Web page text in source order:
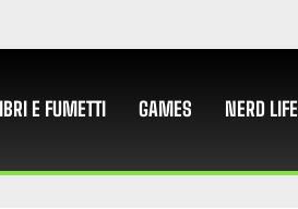
E FUMETTI GAMES NERD LIFE